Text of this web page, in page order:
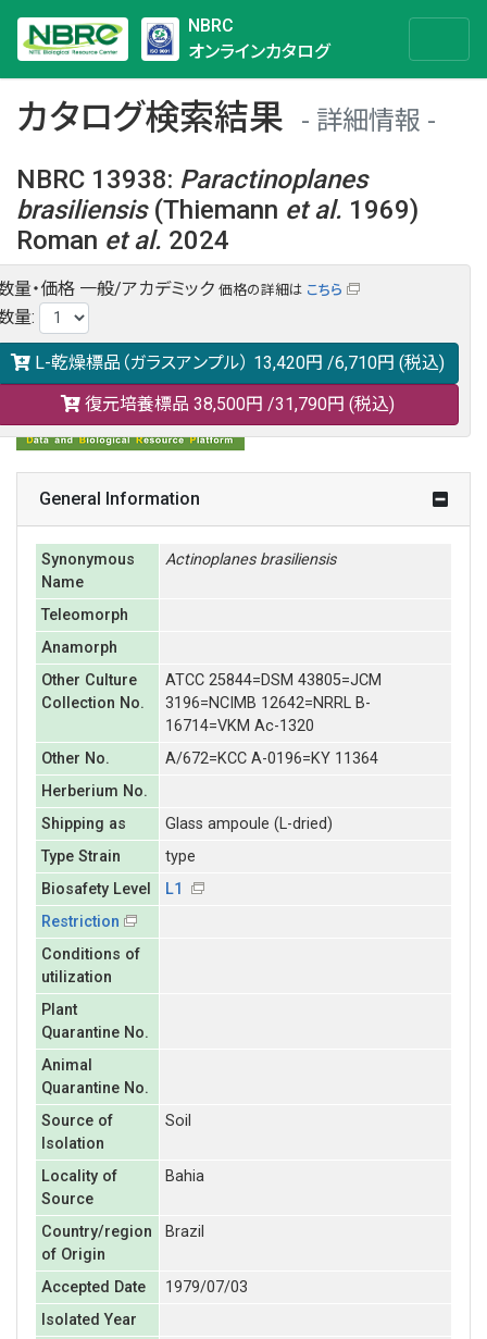
NBRC
オンラインカタログ
カタログ検索結果
詳細情報
NBRC 13938: Paractinoplanes
brasiliensis(Thiemann et al. 1969)
Roman et al. 2024
NBRC 13938の情報や関連データは以下のバナー(DBRP)か
らご覧ください。
日本語での検索も可能です。
量・価格 一般/アカデミック 価格の詳細は こちら
量:
L-乾燥標品（ガラスアンプル） 13,420円 /6,710円 (税込)
復元培養標品 38,500円 /31,790円 (税込)
General Information
Synonymous
Name
Actinoplanes brasiliensis
Teleomorph
Anamorph
Other Culture
Collection No.
ATCC 25844=DSM 43805=JCM
3196=NCIMB 12642=NRRL B-
16714=VKM Ac-1320
Other No.
A/672=KCC A-0196=KY 11364
Herberium No.
Shipping as
Glass ampoule (L-dried)
Type Strain
type
Biosafety Level
L1
Restriction
Conditions of
utilization
Plant
Quarantine No.
Animal
Quarantine No.
Source of
Isolation
Soil
Locality of
Source
Bahia
Country/region
of Origin
Brazil
Accepted Date
1979/07/03
Isolated Year